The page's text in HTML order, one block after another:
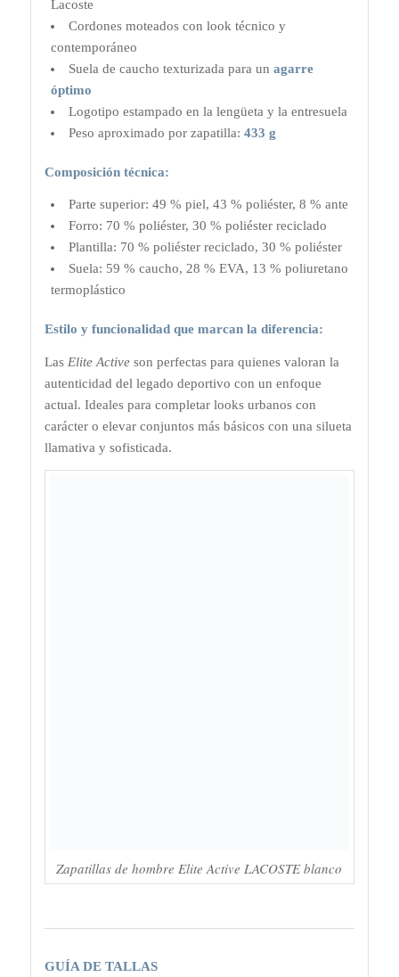
Lacoste
Cordones moteados con look técnico y
contemporáneo
Suela de caucho texturizada para un agarre
óptimo
Logotipo estampado en la lengüeta y la entresuela
Peso aproximado por zapatilla: 433 g
Composición técnica:
Parte superior: 49 % piel, 43 % poliéster, 8 % ante
Forro: 70 % poliéster, 30 % poliéster reciclado
Plantilla: 70 % poliéster reciclado, 30 % poliéster
Suela: 59 % caucho, 28 % EVA, 13 % poliuretano
termoplástico
Estilo y funcionalidad que marcan la diferencia:
Las Elite Activeson perfectas para quienes valoran la
autenticidad del legado deportivo con un enfoque
actual. Ideales para completar looks urbanos con
carácter o elevar conjuntos más básicos con una silueta
llamativa y sofisticada.
Zapatillas de hombre Elite Active LACOSTE blanco
GUÍA DE TALLAS